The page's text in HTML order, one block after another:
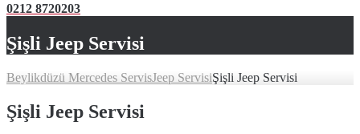
0212 8720203
Şişli Jeep Servisi
Beylikdüzü Mercedes ServisJeep ServisiŞişli Jeep Servisi
Şişli Jeep Servisi